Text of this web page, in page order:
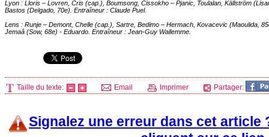
Lyon : Lloris – Lovren, Cris (cap.), Boumsong, Cissokho – Pjanic, Toulalan, Källström
Bastos (Delgado, 70e). Entraîneur : Claude Puel.
Lens : Runje – Demont, Chelle (cap.), Sartre, Bedimo – Hermach, Kovacevic (Maoulida,
Jemaâ (Sow, 68e) - Eduardo. Entraîneur : Jean-Guy Wallemme.
Taille du texte: Email Imprimer Partager:
Signalez une erreur dans cet article